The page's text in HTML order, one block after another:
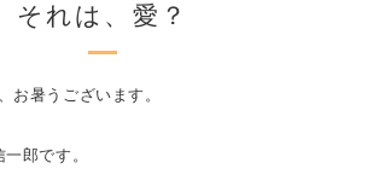
それは、愛？
お暑うございます。
郎です。